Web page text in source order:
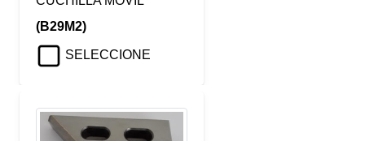
(B29M2)
SELECCIONE